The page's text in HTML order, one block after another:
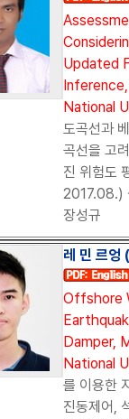
Updated
National
도곡선과
곡선을 고
진 위험도
2017.08.)
장성규
레 민 르
Offshore
Damper,
National
를 이용한
진동제어,